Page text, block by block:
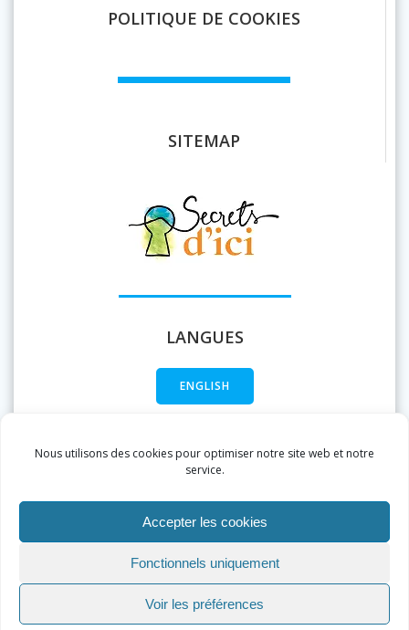
Nous utilisons des cookies pour optimiser notre site web et notre
service.
Accepter les cookies
Fonctionnels uniquement
Voir les préférences
POLITIQUE DE COOKIES
SITEMAP
LANGUES
ENGLISH